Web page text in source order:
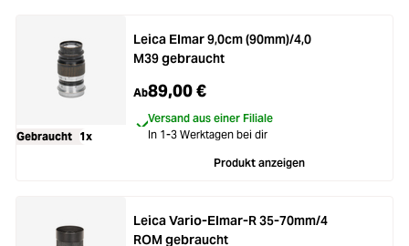
Gebraucht 1x
Leica Elmar 9,0cm (90mm)/4,0
M39 gebraucht
Ab89,00 €
Versand aus einer Filiale
In 1-3 Werktagen bei dir
Produkt anzeigen
Leica Vario-Elmar-R 35-70mm/4
ROM gebraucht